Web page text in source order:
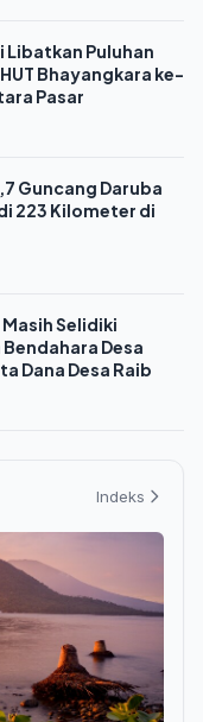
Puluhan
Bhayangkara ke-
Pasar
Guncang Daruba
223 Kilometer di
Selidiki
Desa
Dana Desa Raib
Indeks